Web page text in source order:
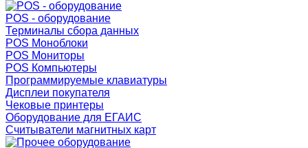
POS - оборудование
Терминалы сбора данных
POS Моноблоки
POS Мониторы
POS Компьютеры
Программируемые клавиатуры
Дисплеи покупателя
Чековые принтеры
Оборудование для ЕГАИС
Считыватели магнитных карт